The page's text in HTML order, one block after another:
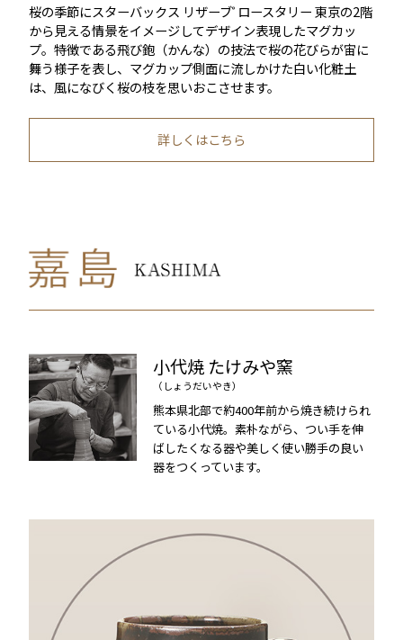
桜の季節にスターバックス リザーブ® ロースタリー 東京の2階
から見える情景をイメージしてデザイン表現したマグカッ
プ。特徴である飛び鉋（かんな）の技法で桜の花びらが宙に
舞う様子を表し、マグカップ側面に流しかけた白い化粧土
は、風になびく桜の枝を思いおこさせます。
詳しくはこちら
小代焼たけみや窯
（しょうだいやき）
熊本県北部で約400年前から焼き続けられ
ている小代焼。素朴ながら、つい手を伸
ばしたくなる器や美しく使い勝手の良い
器をつくっています。